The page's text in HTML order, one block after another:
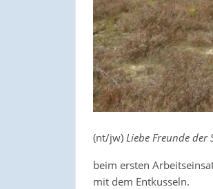
(nt/jw) Liebe Freunde
beim ersten
mit dem Entkusseln.